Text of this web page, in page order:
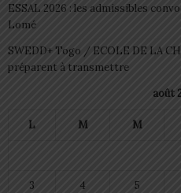
ESSAL 2026 : les admissibles
Lomé
SWEDD+ Togo / ECOLE DE LA
préparent à transmettre
août
L M M
3 4 5